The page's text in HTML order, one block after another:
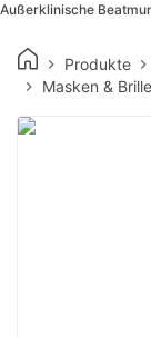
Außerklinische
Produkte
Masken &